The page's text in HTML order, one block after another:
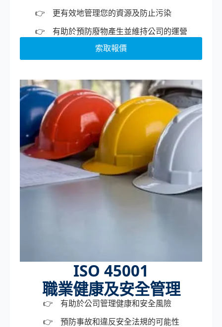
更有效地管理您的資源及防止污染
有助於預防廢物產生並維持公司的運營
索取報價
ISO 45001
職業健康及安全管理
有助於公司管理健康和安全風險
預防事故和違反安全法規的可能性